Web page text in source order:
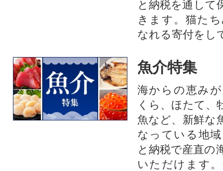
と納税を通して
きます。猫た
なれる寄付をし
魚介特集
海からの恵み
くら、ほたて、
魚など、新鮮な
なっている地
と納税で産直の
いただけます